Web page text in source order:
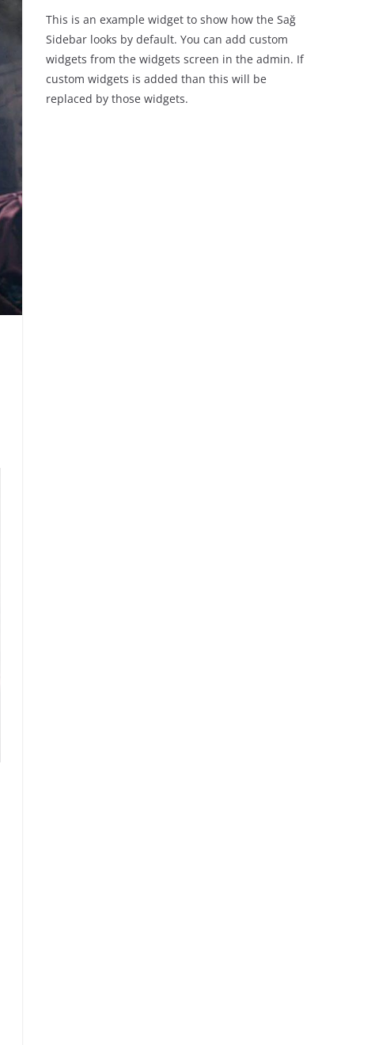
This is an example widget to show how the Sağ
Sidebar looks by default. You can add custom
widgets from the widgets screen in the admin. If
custom widgets is added than this will be
replaced by those widgets.